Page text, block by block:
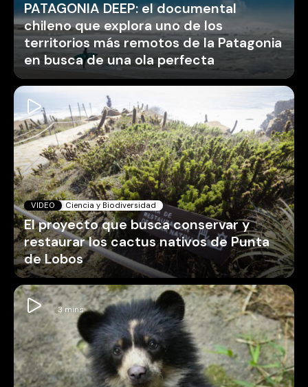
PATAGONIA DEEP: el documental
chileno que explora uno de los
territorios más remotos de la Patagonia
en busca de una ola perfecta
VIDEO Ciencia y Biodiversidad
El proyecto que busca conservar y
restaurar los cactus nativos de Punta
de Lobos